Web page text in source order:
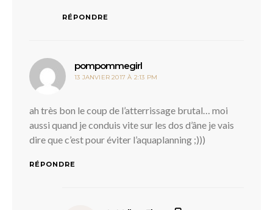
RÉPONDRE
pompommegirl
13 JANVIER 2017 À 2:13 PM
ah très bon le coup de l’atterrissage brutal… moi
aussi quand je conduis vite sur les dos d’âne je vais
dire que c’est pour éviter l’aquaplanning ;)))
RÉPONDRE